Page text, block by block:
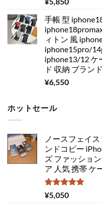
手帳 型
ィトン 風
iphone15pro/
iphone13/12 ケ
ド 収納 ブラン
¥6,550
ホットセール
ノースフェイ
ンドコピー
ズ ファッショ
ア 人気 携帯 ケ
5段階中
5.00
¥5,050